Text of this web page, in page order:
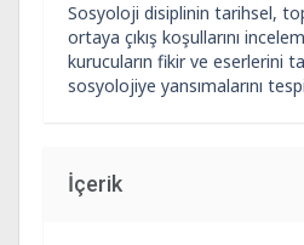
Sosyoloji disiplinin tarihsel,
ortaya çıkış koşullarını
kurucuların fikir ve eserlerini
sosyolojiye yansımalarını
İçerik